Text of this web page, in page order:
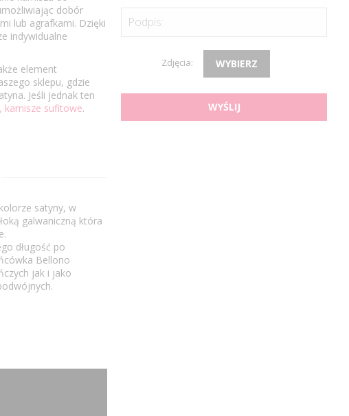
dobór
lub agrafkami. Dzięki
indywidualne
element
sklepu, gdzie
Jeśli jednak ten
karnisze sufitowe.
satyny, w
galwaniczną która
długość po
Bellono
jak i jako
Podpis:
Zdjęcia: WYBIERZ
WYŚLIJ